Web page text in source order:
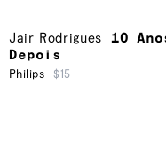
Jair Rodrigues
10
Depois
Philips $15